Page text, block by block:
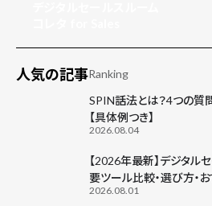
人気の記事Ranking
SPIN話法とは？4つの質
【具体例つき】
2026.08.04
【2026年最新】デジタル
要ツール比較・選び方・
2026.08.01